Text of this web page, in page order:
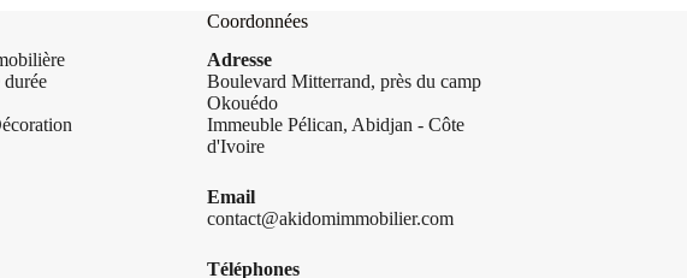
Coordonnées
Adresse
Boulevard Mitterrand, près du camp
Okouédo
Immeuble Pélican, Abidjan - Côte
d'Ivoire
Email
contact@akidomimmobilier.com
Téléphones